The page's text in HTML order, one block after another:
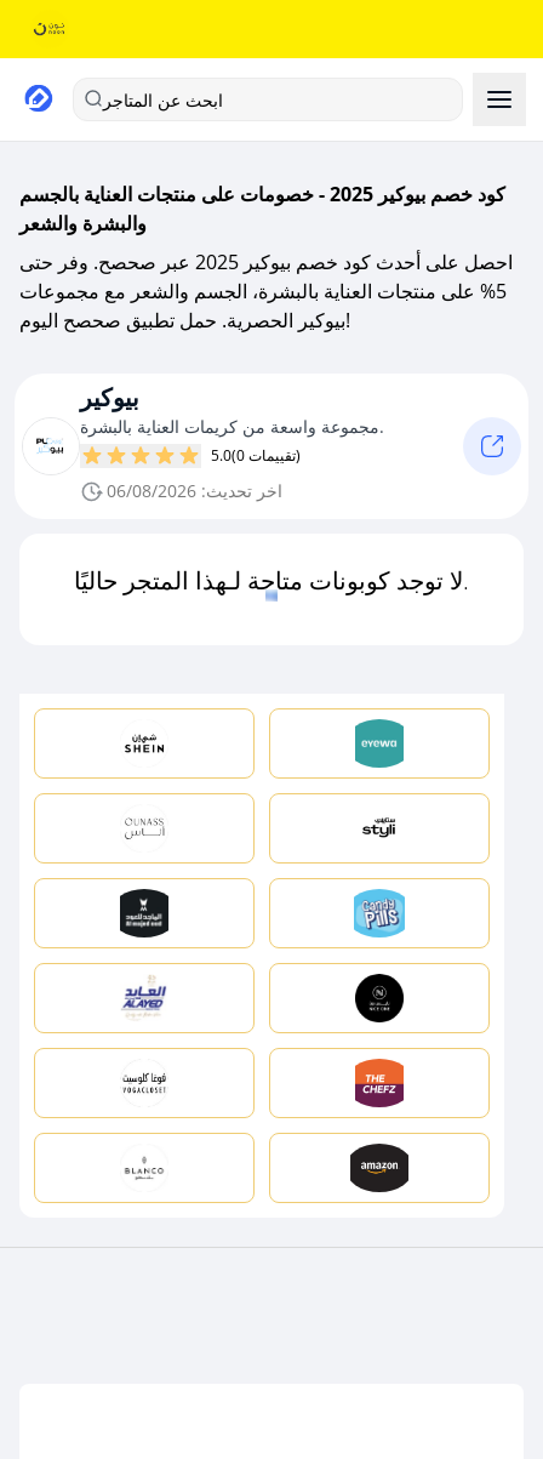
ابحث عن المتاجر
كود خصم بيوكير 2025 - خصومات على منتجات العناية بالجسم
والبشرة والشعر
احصل على أحدث كود خصم بيوكير 2025 عبر صحصح. وفر حتى
5% على منتجات العناية بالبشرة، الجسم والشعر مع مجموعات
بيوكير الحصرية. حمل تطبيق صحصح اليوم!
بيوكير
مجموعة واسعة من كريمات العناية بالبشرة.
5.0 (0 تقييمات)
اخر تحديث: 06/08/2026
لا توجد كوبونات متاحة لـهذا المتجر حاليًا.